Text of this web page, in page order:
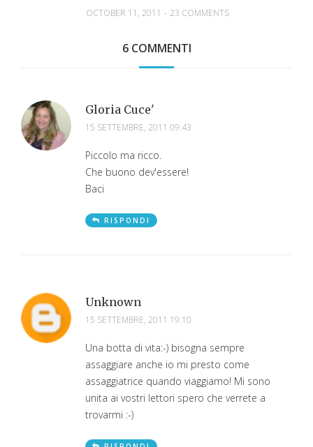
OCTOBER 11, 2011 - 23 COMMENTS
6 COMMENTI
Gloria Cuce'
15 SETTEMBRE, 2011 09:43
Piccolo ma ricco.
Che buono dev'essere!
Baci
RISPONDI
Unknown
15 SETTEMBRE, 2011 19:10
Una botta di vita:-) bisogna sempre
assaggiare anche io mi presto come
assaggiatrice quando viaggiamo! Mi sono
unita ai vostri lettori spero che verrete a
trovarmi :-)